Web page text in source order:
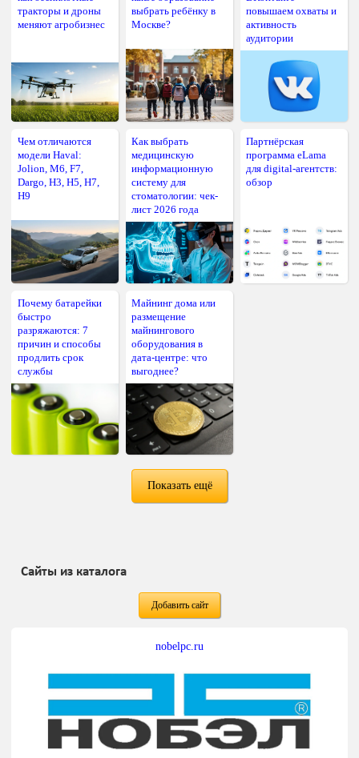
тракторы и дроны
меняют агробизнес
выбрать ребёнку в
Москве?
повышаем охваты и
активность
аудитории
Чем отличаются
модели Haval:
Jolion, M6, F7,
Dargo, H3, H5, H7,
H9
Как выбрать
медицинскую
информационную
систему для
стоматологии: чек-
лист 2026 года
Партнёрская
программа eLama
для digital-агентств:
обзор
Почему батарейки
быстро
разряжаются: 7
причин и способы
продлить срок
службы
Майнинг дома или
размещение
майнингового
оборудования в
дата-центре: что
выгоднее?
Показать ещё
Сайты из каталога
Добавить сайт
nobelpc.ru